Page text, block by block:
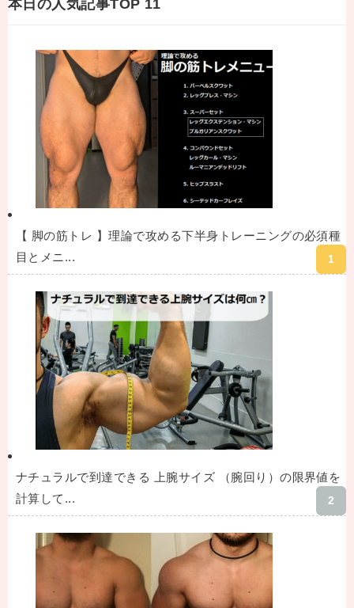
本日の人気記事TOP 11
【 脚の筋トレ 】理論で攻める下半身トレーニングの必須種
目とメニ...
ナチュラルで到達できる 上腕サイズ （腕回り）の限界値を
計算して...